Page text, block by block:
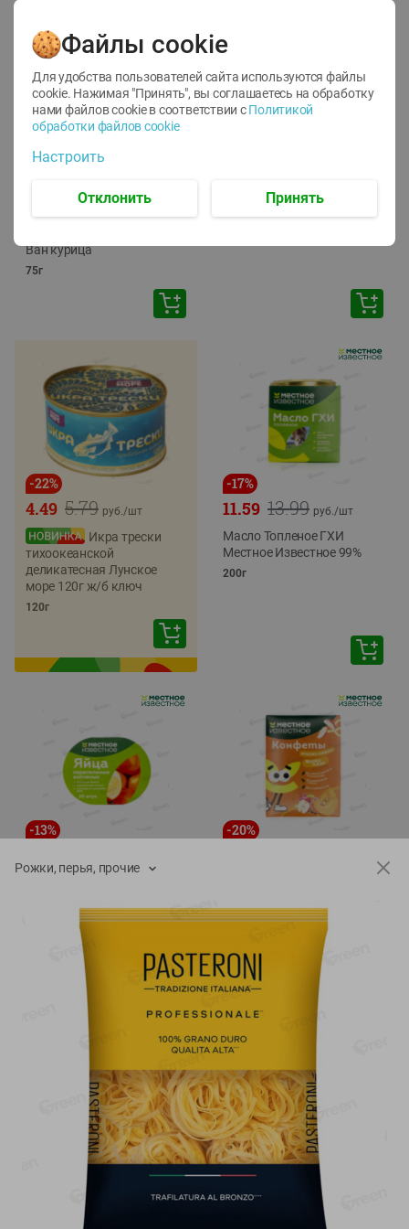
12
1.05 руб./
руб./шт
Корм влаж. для кош. с
Ван курица
75г
ТОФУ Vegetus ТВЕРДЫЙ
-22%
5.79
4.49 руб./шт
Икра трески
тихоокеанской
деликатесная Лунское
море 120г ж/б ключ
120г
-17%
13.99
11.59 руб./шт
Масло Топленое ГХИ
Местное Известное 99%
200г
-13%
Местное известное 20 шт
упак Солигорска п/ф
-20%
известное яблоко-тыква
60г
Показано 1-14 из 77
Показать 15-28 из 77
Каталог товаров
Специально для вас
Рожки, перья, прочие
Файлы cookie
Для удобства пользователей сайта используются файлы
cookie. Нажимая "Принять", вы соглашаетесь на обработку
нами файлов cookie в соответствии с Политикой
обработки файлов cookie
Настроить
Отклонить Принять